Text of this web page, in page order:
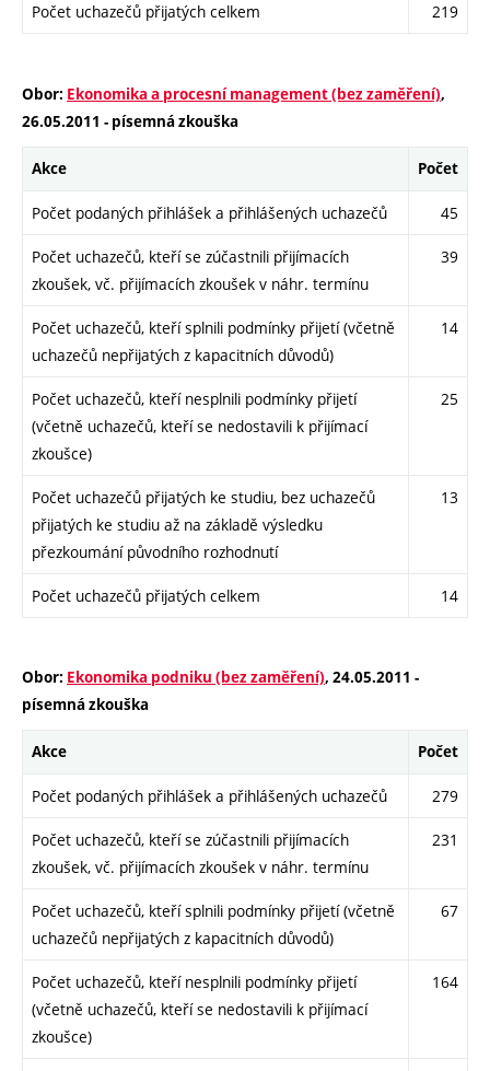
Počet uchazečů přijatých celkem 219
Obor: Ekonomika a procesní management (bez zaměření),
26.05.2011 - písemná zkouška
Akce Počet
Počet podaných přihlášek a přihlášených uchazečů 45
Počet uchazečů, kteří se zúčastnili přijímacích
zkoušek, vč. přijímacích zkoušek v náhr. termínu
39
Počet uchazečů, kteří splnili podmínky přijetí (včetně
uchazečů nepřijatých z kapacitních důvodů)
14
Počet uchazečů, kteří nesplnili podmínky přijetí
(včetně uchazečů, kteří se nedostavili k přijímací
zkoušce)
25
Počet uchazečů přijatých ke studiu, bez uchazečů
přijatých ke studiu až na základě výsledku
přezkoumání původního rozhodnutí
13
Počet uchazečů přijatých celkem 14
Obor: Ekonomika podniku (bez zaměření), 24.05.2011 -
písemná zkouška
Akce Počet
Počet podaných přihlášek a přihlášených uchazečů 279
Počet uchazečů, kteří se zúčastnili přijímacích
zkoušek, vč. přijímacích zkoušek v náhr. termínu
231
Počet uchazečů, kteří splnili podmínky přijetí (včetně
uchazečů nepřijatých z kapacitních důvodů)
67
Počet uchazečů, kteří nesplnili podmínky přijetí
(včetně uchazečů, kteří se nedostavili k přijímací
zkoušce)
164